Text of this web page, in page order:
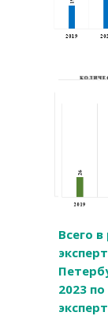
Всего
2023